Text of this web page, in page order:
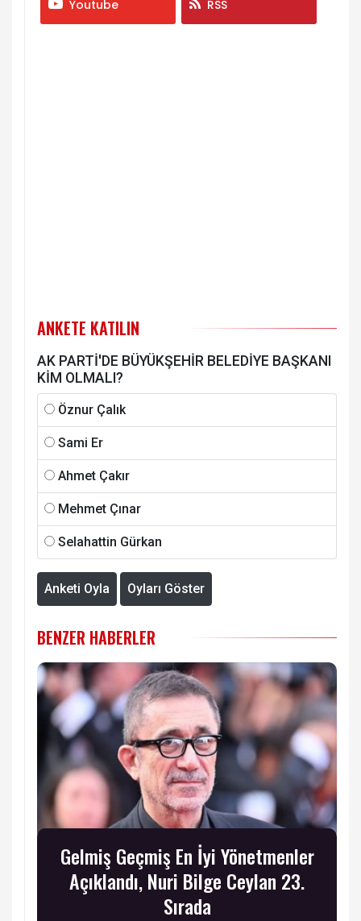
Youtube RSS
ANKETE KATILIN
AK PARTİ'DE BÜYÜKŞEHİR BELEDİYE BAŞKANI
KİM OLMALI?
Öznur Çalık
Sami Er
Ahmet Çakır
Mehmet Çınar
Selahattin Gürkan
Anketi Oyla Oyları Göster
BENZER HABERLER
Gelmiş Geçmiş En İyi Yönetmenler
Açıklandı, Nuri Bilge Ceylan 23.
Sırada